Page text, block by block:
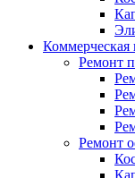
Ремонт
Ремонт